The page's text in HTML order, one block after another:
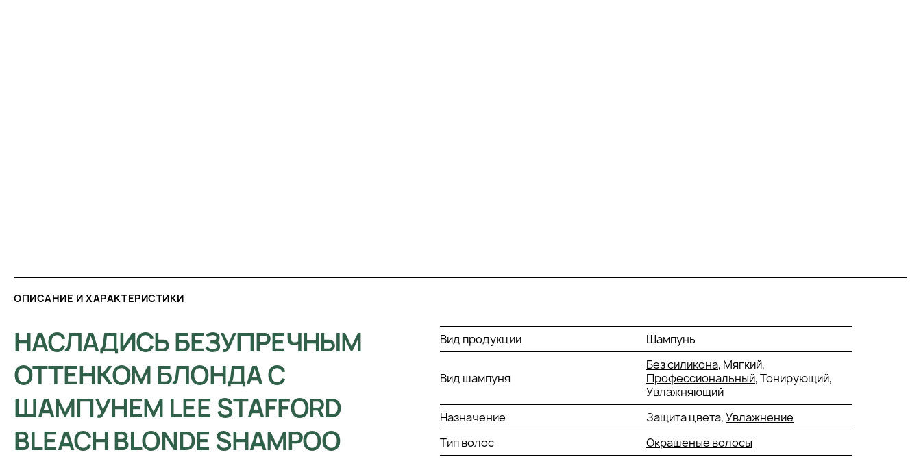
ОПИСАНИЕ И ХАРАКТЕРИСТИКИ
НАСЛАДИСЬ БЕЗУПРЕЧНЫМ
ОТТЕНКОМ БЛОНДА С
ШАМПУНЕМ LEE STAFFORD
BLEACH BLONDE SHAMPOO
Вид продукции Шампунь
Вид шампуня
Без силикона, Мягкий,
Профессиональный, Тонирующий,
Увлажняющий
Назначение
Защита цвета,Увлажнение
Тип волос
Окрашеные волосы